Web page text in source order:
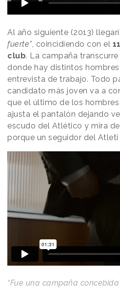
Al año siguiente (2013)
fuerte”, coincidiendo con el
club. La campaña
donde hay distintos
entrevista de trabajo. Todo
candidato más joven va a
que el último de los
ajusta el pantalón dejando
escudo del Atlético y mira
porque un seguidor del Atleti
“Fue una campaña